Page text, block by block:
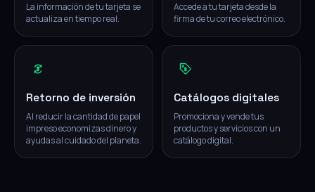
La información de tu tarjeta se
actualiza en tiempo real.
Accede a tu tarjeta desde la
firma de tu correo electrónico.
Retorno de inversión
Al reducir la cantidad de papel
impreso economizas dinero y
ayudas al cuidado del planeta.
Catálogos digitales
Promociona y vende tus
productos y servicios con un
catálogo digital.